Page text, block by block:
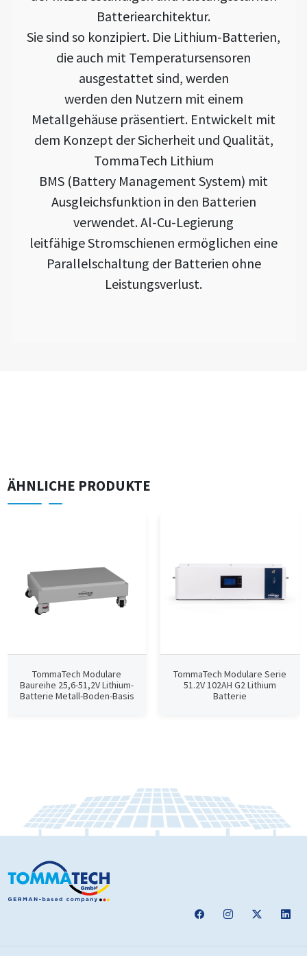
Batteriearchitektur.
Sie sind so konzipiert. Die Lithium-Batterien,
die auch mit Temperatursensoren
ausgestattet sind, werden
werden den Nutzern mit einem
Metallgehäuse präsentiert. Entwickelt mit
dem Konzept der Sicherheit und Qualität,
TommaTech Lithium
BMS (Battery Management System) mit
Ausgleichsfunktion in den Batterien
verwendet. Al-Cu-Legierung
leitfähige Stromschienen ermöglichen eine
Parallelschaltung der Batterien ohne
Leistungsverlust.
ÄHNLICHE PRODUKTE
TommaTech Modulare
Baureihe 25,6-51,2V Lithium-
Batterie Metall-Boden-Basis
TommaTech Modulare Serie
51.2V 102AH G2 Lithium
Batterie